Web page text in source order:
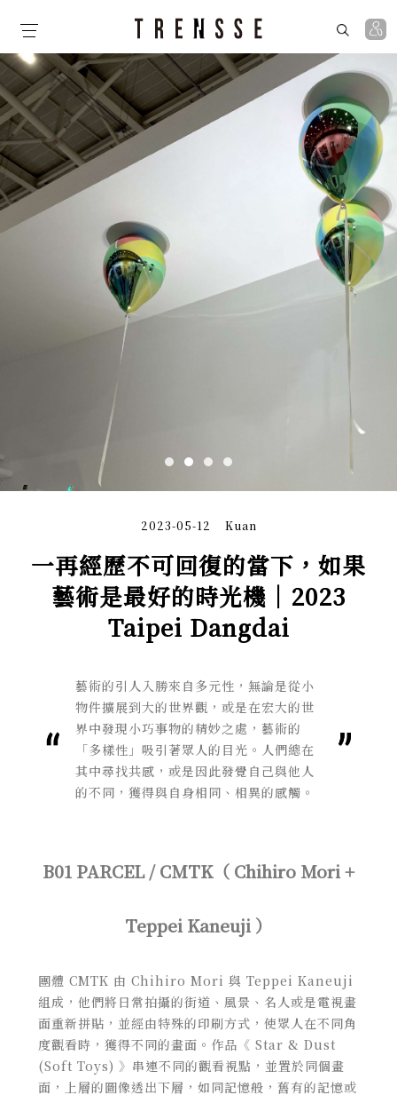
一再經歷不可回復的當下，如果
藝術是最好的時光機｜2023
Taipei Dangdai
Kuan
2023-05-12
藝術的引人入勝來自多元性，無論是從小
物件擴展到大的世界觀，或是在宏大的世
界中發現小巧事物的精妙之處，藝術的
「多樣性」吸引著眾人的目光。人們總在
其中尋找共感，或是因此發覺自己與他人
的不同，獲得與自身相同、相異的感觸。
B01 PARCEL / CMTK（ Chihiro Mori +
Teppei Kaneuji ）
團體 CMTK 由 Chihiro Mori 與 Teppei Kaneuji
組成 ，他們將日常拍攝的街道、風景、名人或是電視畫
面重新拼貼，並經由特殊的印刷方式，使眾人在不同角
度觀看時，獲得不同的畫面。作品《 Star & Dust
(Soft Toys) 》串連不同的觀看視點，並置於同個畫
面，上層的圖像透出下層，如同記憶般，舊有的記憶或